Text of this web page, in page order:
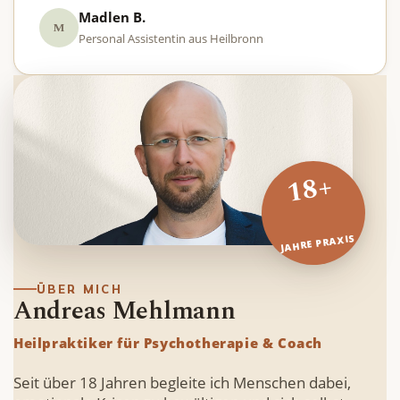
M
Madlen B.
Personal Assistentin aus Heilbronn
18+
JAHRE PRAXIS
ÜBER MICH
Andreas Mehlmann
Heilpraktiker für Psychotherapie & Coach
Seit über 18 Jahren begleite ich Menschen dabei,